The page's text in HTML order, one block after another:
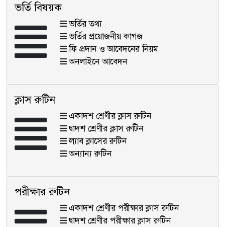
ভর্তি বিষয়ক
ভর্তির তথ্য
ভর্তির প্রয়োজনীয় কাগজ
ফি প্রদান ও আবেদনের নিয়ম
অনলাইনে আবেদন
ক্লাস রুটিন
একাদশ শ্রেণীর ক্লাস রুটিন
দ্বাদশ শ্রেণীর ক্লাস রুটিন
ল্যাব ক্লাসের রুটিন
অন্যান্য রুটিন
পরীক্ষার রুটিন
একাদশ শ্রেণীর পরীক্ষার ক্লাস রুটিন
দ্বাদশ শ্রেণীর পরীক্ষার ক্লাস রুটিন